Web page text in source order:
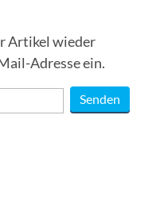
Artikel wieder
Adresse ein.